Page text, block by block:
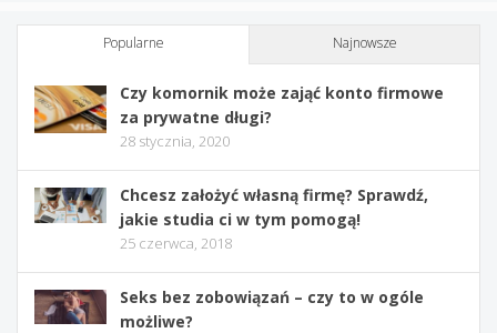
Popularne Najnowsze
Czy komornik może zająć konto firmowe
za prywatne długi?
28 stycznia, 2020
Chcesz założyć własną firmę? Sprawdź,
jakie studia ci w tym pomogą!
25 czerwca, 2018
Seks bez zobowiązań – czy to w ogóle
możliwe?